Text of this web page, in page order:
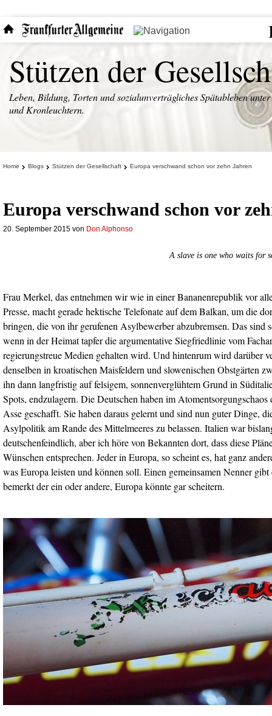
Stützen der
Leben, Bildung, Torten und sozialunverträgliches Spätableben unter
und Kronleuchtern.
Home Blogs Stützen der Gesellschaft Europa verschwand schon vor zehn Jahren
Europa verschwand schon vor
20. September 2015 von Don Alphonso
A slave is one who waits for
Frau Merkel, das entnehmen wir wie in einer Bananenrepublik vor
Presse, macht gerade hektische Telefonate auf dem Balkan, um die
bringen, die von ihr gerufenen Asylbewerber abzubremsen. Das sind
wenn in der Heimat tapfer die argumentative Siegfriedlinie vom
regierungstreue Medien gehalten wird. Und hintenrum wird darüber
denselben in kroatischen Maisfeldern und slowenischen Obstgärten
ihn dann langfristig auf felsigem, sonnenverglühtem Grund in
Spots, endzulagern. Die Deutschen haben im
Asse geschafft. Sie haben daraus gelernt und sind nun guter Dinge,
Asylpolitik am Rande des Mittelmeeres zu belassen. Italien war
deutschenfeindlich, aber ich höre von Bekannten dort, dass diese
Wünschen entsprechen. Jeder in Europa, so scheint es, hat ganz
was Europa leisten und können soll. Einen gemeinsamen Nenner
bemerkt der ein oder andere, Europa könnte gar scheitern.